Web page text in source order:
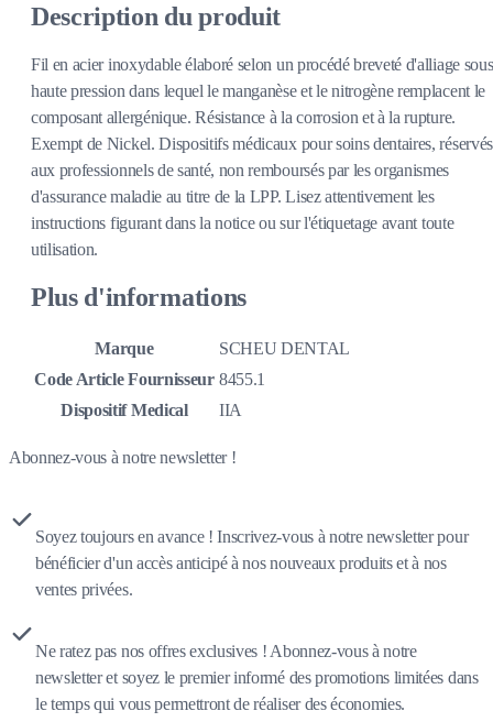
Description du produit
Fil en acier inoxydable élaboré selon un procédé breveté d'alliage sous
haute pression dans lequel le manganèse et le nitrogène remplacent le
composant allergénique. Résistance à la corrosion et à la rupture.
Exempt de Nickel. Dispositifs médicaux pour soins dentaires, réservés
aux professionnels de santé, non remboursés par les organismes
d'assurance maladie au titre de la LPP. Lisez attentivement les
instructions figurant dans la notice ou sur l'étiquetage avant toute
utilisation.
Plus d'informations
Marque
SCHEU DENTAL
Code Article Fournisseur 8455.1
Dispositif Medical
IIA
Abonnez-vous à notre newsletter !
Soyez toujours en avance ! Inscrivez-vous à notre newsletter pour
bénéficier d'un accès anticipé à nos nouveaux produits et à nos
ventes privées.
Ne ratez pas nos offres exclusives ! Abonnez-vous à notre
newsletter et soyez le premier informé des promotions limitées dans
le temps qui vous permettront de réaliser des économies.